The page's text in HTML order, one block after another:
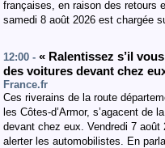
françaises, en raison des retours
samedi 8 août 2026 est chargée
12:00 - « Ralentissez s’il
des voitures devant chez
France.fr
Ces riverains de la route
les Côtes-d’Armor, s’agacent
devant chez eux. Vendredi 7
alerter les automobilistes. En